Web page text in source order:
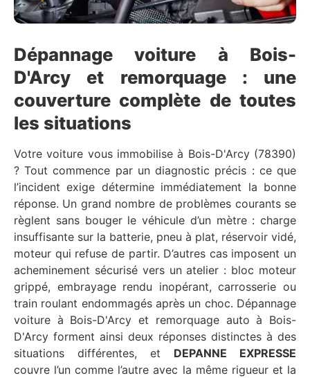
Dépannage voiture à Bois-
D'Arcy et remorquage : une
couverture complète de toutes
les situations
Votre voiture vous immobilise à Bois-D'Arcy (78390)
? Tout commence par un diagnostic précis : ce que
l’incident exige détermine immédiatement la bonne
réponse. Un grand nombre de problèmes courants se
règlent sans bouger le véhicule d’un mètre : charge
insuffisante sur la batterie, pneu à plat, réservoir vidé,
moteur qui refuse de partir. D’autres cas imposent un
acheminement sécurisé vers un atelier : bloc moteur
grippé, embrayage rendu inopérant, carrosserie ou
train roulant endommagés après un choc. Dépannage
voiture à Bois-D'Arcy et remorquage auto à Bois-
D'Arcy forment ainsi deux réponses distinctes à des
situations différentes, et DEPANNE EXPRESSE
couvre l’un comme l’autre avec la même rigueur et la